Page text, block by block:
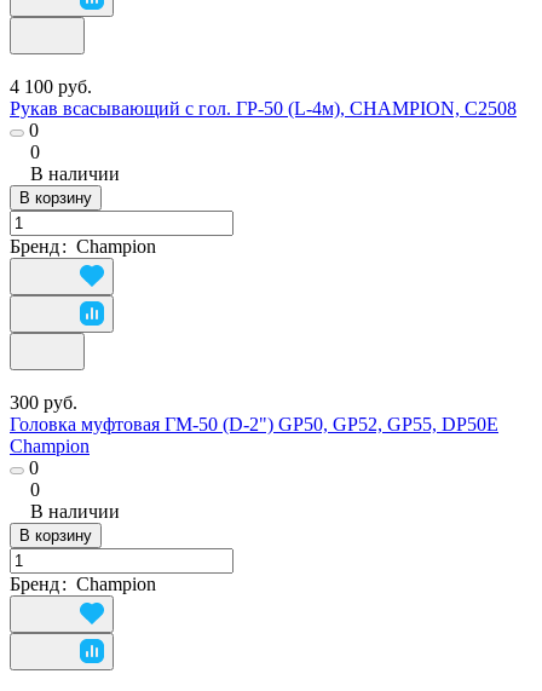
4 100 руб.
Рукав всасывающий с гол. ГР-50 (L-4м), CHAMPION, C2508
0
0
В наличии
В корзину
Бренд: Champion
300 руб.
Головка муфтовая ГМ-50 (D-2") GP50, GP52, GP55, DP50E
Champion
0
0
В наличии
В корзину
Бренд: Champion